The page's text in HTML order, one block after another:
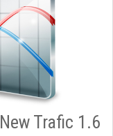
Trafic 1.6